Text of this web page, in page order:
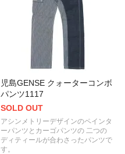
児島GENSE クォーターコンボ
パンツ1117
SOLD OUT
アシンメトリーデザインのペインタ
ーパンツとカーゴパンツの 二つの
ディティールが合わさったパンツで
す。